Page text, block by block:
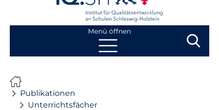
Menü öffnen
Publikationen
Publikationen
Unterrichtsfächer